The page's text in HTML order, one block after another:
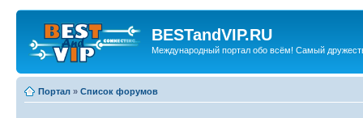
BESTandVIP.RU
Международный портал обо всём! Самый
Портал » Список форумов